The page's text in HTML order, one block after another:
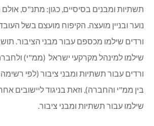
תשתיות ומבנים בסיסיים, כגון: מתנ"ס, אולם
נוער ובניין מועצה. הקיפוח מועצם בשל
ורדים שילמו מכספם עבור מבני הציבור.
שילמו למינהל מקרקעי ישראל (ממ"י)
ורדים עבור תשתיות ומבני ציבור (לפי
בין ממ"י והחברה), וזאת בניגוד ליישובים
שילמו עבור תשתיות ומבני ציבור.